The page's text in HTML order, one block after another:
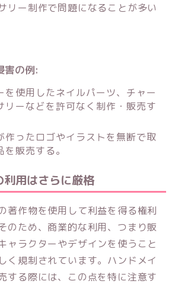
リー制作で問題になることが多い
害の例:
を使用したネイルパーツ、チャー
リーなどを許可なく制作・販売す
作ったロゴやイラストを無断で取
販売する。
利用はさらに厳格
著作物を使用して利益を得る権利
のため、商業的な利用、つまり販
ャラクターやデザインを使うこと
く規制されています。ハンドメイ
する際には、この点を特に注意す